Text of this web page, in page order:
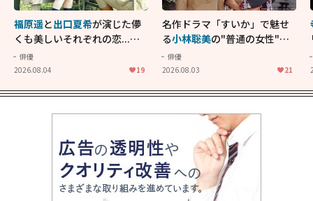
福原遥と出口夏希が演じた儚
くも美しいそれぞれの恋...生
きることの尊さを教えてくれ
た映画「あの花が咲く丘で、
俳優
2026.08.04
19
名作ドラマ「すいか」で魅せ
る小林聡美の"普通の女性"が
大人に刺さる...映画「かもめ
食堂」にも通じる静かな芝居
俳優
2026.08.03
21